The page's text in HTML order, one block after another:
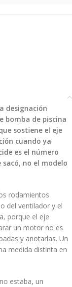
designación
bomba de piscina
sostiene el eje
cuando ya
es el número
no el modelo
rodamientos
del ventilador y el
porque el eje
un motor no es
y anotarlas. Un
medida distinta en
estaba, un